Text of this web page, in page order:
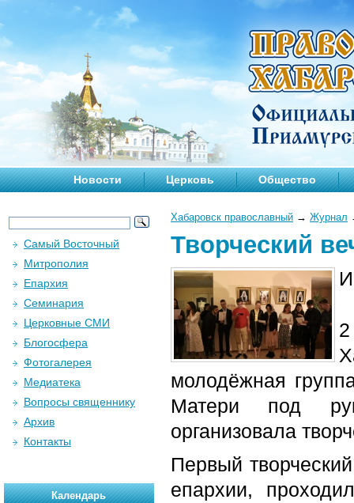
Новости Церковь Общество
Хабаровск православный → Журнал
Творческий
молодёжная
Матери под
организовала
Первый
епархии,
Самый Восточный
Митрополия
Епархия
Семинария
Церковные СМИ
Блогосфера
Фотогалерея
Медиатека
Вопросы священнику
Архив
Контакты
Календарь